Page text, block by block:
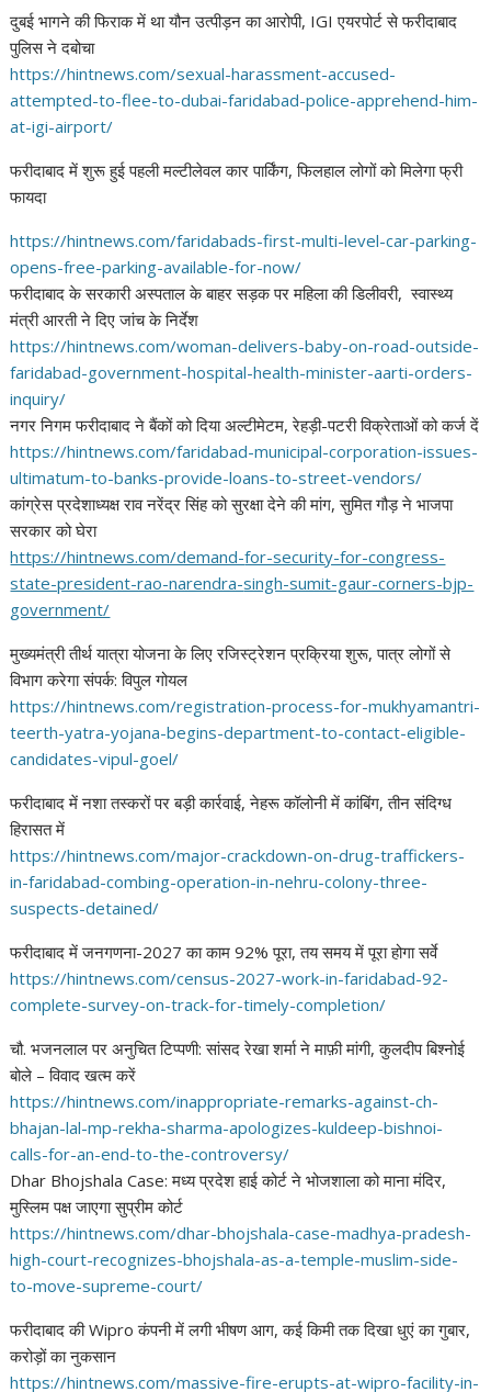
दुबई भागने की फिराक में था यौन उत्पीड़न का आरोपी, IGI एयरपोर्ट से फरीदाबाद
पुलिस ने दबोचा
https://hintnews.com/sexual-harassment-accused-
attempted-to-flee-to-dubai-faridabad-police-apprehend-him-
at-igi-airport/
फरीदाबाद में शुरू हुई पहली मल्टीलेवल कार पार्किंग, फिलहाल लोगों को मिलेगा फ्री
फायदा
https://hintnews.com/faridabads-first-multi-level-car-parking-
opens-free-parking-available-for-now/
फरीदाबाद के सरकारी अस्पताल के बाहर सड़क पर महिला की डिलीवरी, स्वास्थ्य
मंत्री आरती ने दिए जांच के निर्देश
https://hintnews.com/woman-delivers-baby-on-road-outside-
faridabad-government-hospital-health-minister-aarti-orders-
inquiry/
नगर निगम फरीदाबाद ने बैंकों को दिया अल्टीमेटम, रेहड़ी-पटरी विक्रेताओं को कर्ज दें
https://hintnews.com/faridabad-municipal-corporation-issues-
ultimatum-to-banks-provide-loans-to-street-vendors/
कांग्रेस प्रदेशाध्यक्ष राव नरेंद्र सिंह को सुरक्षा देने की मांग, सुमित गौड़ ने भाजपा
सरकार को घेरा
https://hintnews.com/demand-for-security-for-congress-
state-president-rao-narendra-singh-sumit-gaur-corners-bjp-
government/
मुख्यमंत्री तीर्थ यात्रा योजना के लिए रजिस्ट्रेशन प्रक्रिया शुरू, पात्र लोगों से
विभाग करेगा संपर्क: विपुल गोयल
https://hintnews.com/registration-process-for-mukhyamantri-
teerth-yatra-yojana-begins-department-to-contact-eligible-
candidates-vipul-goel/
फरीदाबाद में नशा तस्करों पर बड़ी कार्रवाई, नेहरू कॉलोनी में कांबिंग, तीन संदिग्ध
हिरासत में
https://hintnews.com/major-crackdown-on-drug-traffickers-
in-faridabad-combing-operation-in-nehru-colony-three-
suspects-detained/
फरीदाबाद में जनगणना-2027 का काम 92% पूरा, तय समय में पूरा होगा सर्वे
https://hintnews.com/census-2027-work-in-faridabad-92-
complete-survey-on-track-for-timely-completion/
चौ. भजनलाल पर अनुचित टिप्पणी: सांसद रेखा शर्मा ने माफ़ी मांगी, कुलदीप बिश्नोई
बोले – विवाद खत्म करें
https://hintnews.com/inappropriate-remarks-against-ch-
bhajan-lal-mp-rekha-sharma-apologizes-kuldeep-bishnoi-
calls-for-an-end-to-the-controversy/
Dhar Bhojshala Case: मध्य प्रदेश हाई कोर्ट ने भोजशाला को माना मंदिर,
मुस्लिम पक्ष जाएगा सुप्रीम कोर्ट
https://hintnews.com/dhar-bhojshala-case-madhya-pradesh-
high-court-recognizes-bhojshala-as-a-temple-muslim-side-
to-move-supreme-court/
फरीदाबाद की Wipro कंपनी में लगी भीषण आग, कई किमी तक दिखा धुएं का गुबार,
करोड़ों का नुकसान
https://hintnews.com/massive-fire-erupts-at-wipro-facility-in-